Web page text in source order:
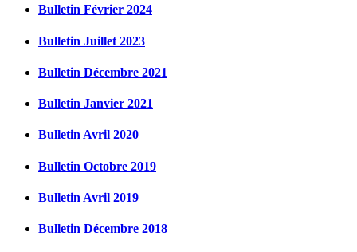
Bulletin Février 2024
Bulletin Juillet 2023
Bulletin Décembre 2021
Bulletin Janvier 2021
Bulletin Avril 2020
Bulletin Octobre 2019
Bulletin Avril 2019
Bulletin Décembre 2018